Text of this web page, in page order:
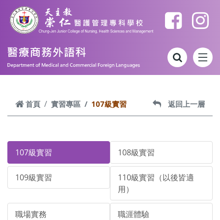
跳到主要內容
首頁 實習專區 107級實習 返回上一層
107級實習 108級實習
109級實習
110級實習（以後皆適
用）
職場實務 職涯體驗